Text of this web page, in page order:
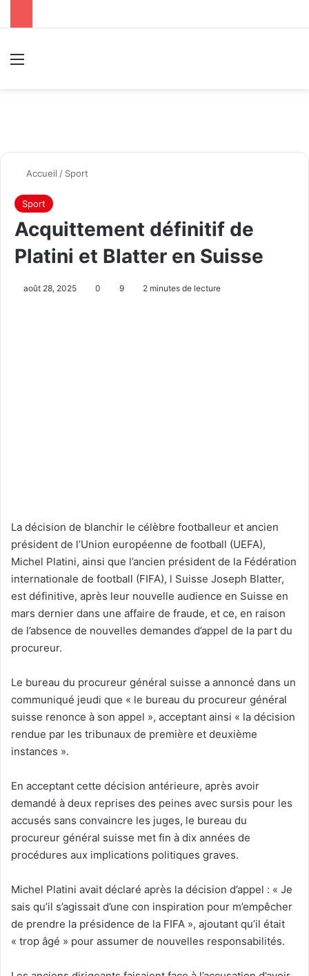
Accueil / Sport
Sport
Acquittement définitif de
Platini et Blatter en Suisse
août 28, 2025 0 9 2 minutes de lecture
La décision de blanchir le célèbre footballeur et ancien
président de l’Union européenne de football (UEFA),
Michel Platini, ainsi que l’ancien président de la Fédération
internationale de football (FIFA), l Suisse Joseph Blatter,
est définitive, après leur nouvelle audience en Suisse en
mars dernier dans une affaire de fraude, et ce, en raison
de l’absence de nouvelles demandes d’appel de la part du
procureur.
Le bureau du procureur général suisse a annoncé dans un
communiqué jeudi que « le bureau du procureur général
suisse renonce à son appel », acceptant ainsi « la décision
rendue par les tribunaux de première et deuxième
instances ».
En acceptant cette décision antérieure, après avoir
demandé à deux reprises des peines avec sursis pour les
accusés sans convaincre les juges, le bureau du
procureur général suisse met fin à dix années de
procédures aux implications politiques graves.
Michel Platini avait déclaré après la décision d’appel : « Je
sais qu’il s’agissait d’une con inspiration pour m’empêcher
de prendre la présidence de la FIFA », ajoutant qu’il était
« trop âgé » pour assumer de nouvelles responsabilités.